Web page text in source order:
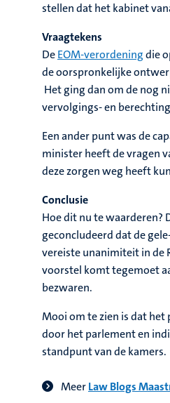
stellen dat het kabinet
Vraagtekens
DeEOM-verordeningdie
de oorspronkelijke
Het ging dan om de nog
vervolgings- en
Een ander punt was de
minister heeft de vragen
deze zorgen weg heeft
Conclusie
Hoe dit nu te waarderen?
geconcludeerd dat de
vereiste unanimiteit in de
voorstel komt tegemoet
bezwaren.
Mooi om te zien is dat
door het parlement en
standpunt van de kamers.
MeerLaw Blogs